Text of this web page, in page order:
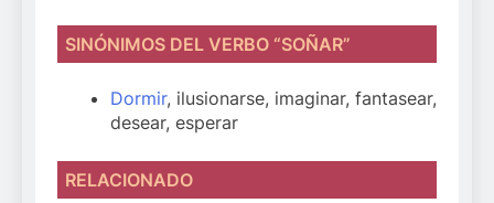
SINÓNIMOS DEL VERBO “SOÑAR”
Dormir, ilusionarse, imaginar, fantasear,
desear, esperar
RELACIONADO